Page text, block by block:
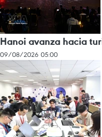
Hanoi avanza hacia
09/08/2026 05:00